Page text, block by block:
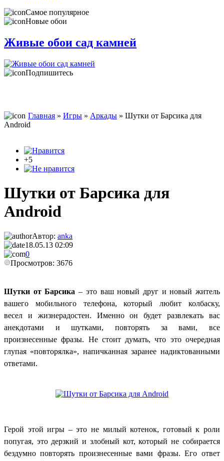
Самое популярное
Новые обои
Живые обои сад камней
Подпишитесь
Главная » Игры » Аркады » Шутки от Барсика для
Android
+5
Шутки от Барсика для
Android
Автор: anka
18.05.13 02:09
0
Просмотров: 3676
Шутки от Барсика – это ваш новый друг и новый житель
вашего мобильного телефона, который любит колбаску,
весел и жизнерадостен. Именно он будет развлекать вас
анекдотами и шутками, повторять за вами, все
произнесенные фразы. Не стоит думать, что это очередная
глупая «повторялка», напичканная заранее надиктованными
ответами.
Герой этой игры – это не милый котенок, готовый к роли
попугая, это дерзкий и злобный кот, который не собирается
бездумно повторять произнесенные вами фразы. Его ответ